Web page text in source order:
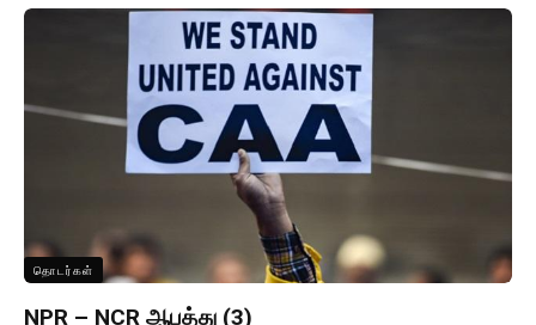
தொடர்கள்
NPR – NCR ஆபத்து (3)